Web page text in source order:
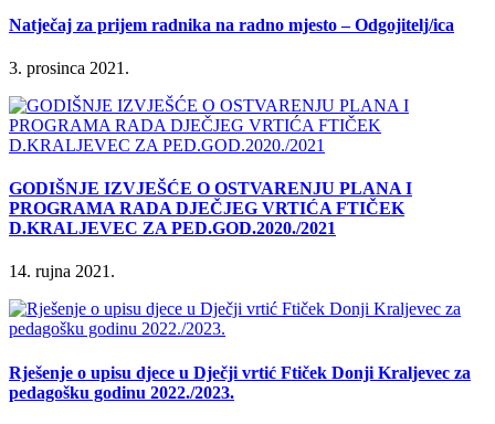
Natječaj za prijem radnika na radno mjesto – Odgojitelj/ica
3. prosinca 2021.
GODIŠNJE IZVJEŠĆE O OSTVARENJU PLANA I
PROGRAMA RADA DJEČJEG VRTIĆA FTIČEK
D.KRALJEVEC ZA PED.GOD.2020./2021
14. rujna 2021.
Rješenje o upisu djece u Dječji vrtić Ftiček Donji Kraljevec za
pedagošku godinu 2022./2023.